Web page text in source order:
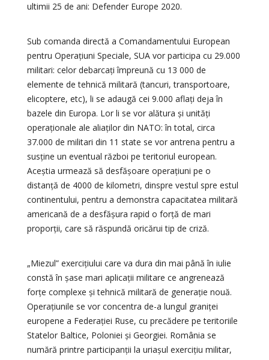
ultimii 25 de ani: Defender Europe 2020.
Sub comanda directă a Comandamentului European
pentru Operațiuni Speciale, SUA vor participa cu 29.000
militari: celor debarcați împreună cu 13 000 de
elemente de tehnică militară (tancuri, transportoare,
elicoptere, etc), li se adaugă cei 9.000 aflați deja în
bazele din Europa. Lor li se vor alătura și unități
operaționale ale aliaților din NATO: în total, circa
37.000 de militari din 11 state se vor antrena pentru a
susține un eventual război pe teritoriul european.
Aceștia urmează să desfășoare operațiuni pe o
distanță de 4000 de kilometri, dinspre vestul spre estul
continentului, pentru a demonstra capacitatea militară
americană de a desfășura rapid o forță de mari
proporții, care să răspundă oricărui tip de criză.
„Miezul” exercițiului care va dura din mai până în iulie
constă în șase mari aplicații militare ce angrenează
forțe complexe și tehnică militară de generație nouă.
Operațiunile se vor concentra de-a lungul graniței
europene a Federației Ruse, cu precădere pe teritoriile
Statelor Baltice, Poloniei și Georgiei. România se
numără printre participanții la uriașul exercițiu militar,